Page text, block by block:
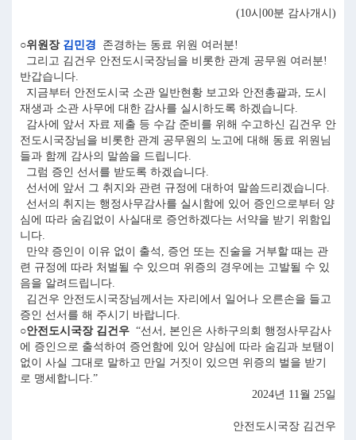
(10시00분 감사개시)
○위원장 김민경 존경하는 동료 위원 여러분!
그리고 김건우 안전도시국장님을 비롯한 관계 공무원 여러분!
반갑습니다.
지금부터 안전도시국 소관 일반현황 보고와 안전총괄과, 도시
재생과 소관 사무에 대한 감사를 실시하도록 하겠습니다.
감사에 앞서 자료 제출 등 수감 준비를 위해 수고하신 김건우 안
전도시국장님을 비롯한 관계 공무원의 노고에 대해 동료 위원님
들과 함께 감사의 말씀을 드립니다.
그럼 증인 선서를 받도록 하겠습니다.
선서에 앞서 그 취지와 관련 규정에 대하여 말씀드리겠습니다.
선서의 취지는 행정사무감사를 실시함에 있어 증인으로부터 양
심에 따라 숨김없이 사실대로 증언하겠다는 서약을 받기 위함입
니다.
만약 증인이 이유 없이 출석, 증언 또는 진술을 거부할 때는 관
련 규정에 따라 처벌될 수 있으며 위증의 경우에는 고발될 수 있
음을 알려드립니다.
김건우 안전도시국장님께서는 자리에서 일어나 오른손을 들고
증인 선서를 해 주시기 바랍니다.
○안전도시국장 김건우 “선서, 본인은 사하구의회 행정사무감사
에 증인으로 출석하여 증언함에 있어 양심에 따라 숨김과 보탬이
없이 사실 그대로 말하고 만일 거짓이 있으면 위증의 벌을 받기
로 맹세합니다.”
2024년 11월 25일
안전도시국장 김건우